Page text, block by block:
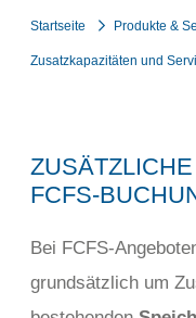
Startseite Produkte &
Zusatzkapazitäten und
FCFS-
Bei FCFS-
grundsätzlich um